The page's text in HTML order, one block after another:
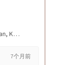
Cheung Sha Wan, Kowloon., Hong Kong
7个月前